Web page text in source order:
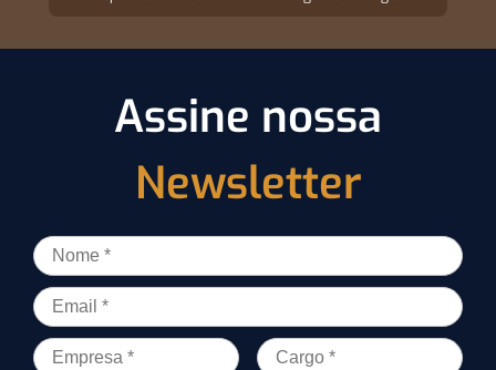
Assine nossa
Newsletter